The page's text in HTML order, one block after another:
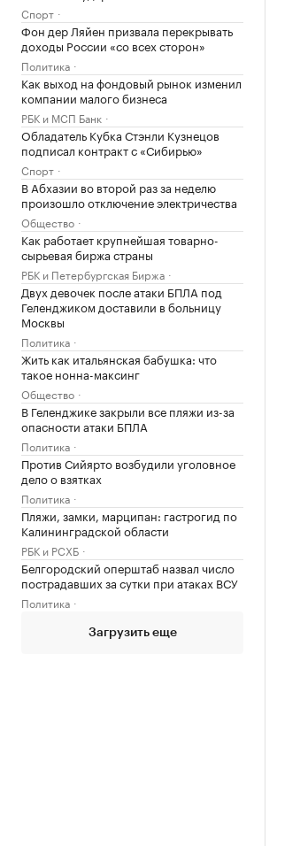
Спорт
Фон дер Ляйен призвала перекрывать
доходы России «со всех сторон»
Политика
Как выход на фондовый рынок изменил
компании малого бизнеса
РБК и МСП Банк
Обладатель Кубка Стэнли Кузнецов
подписал контракт с «Сибирью»
Спорт
В Абхазии во второй раз за неделю
произошло отключение электричества
Общество
Как работает крупнейшая товарно-
сырьевая биржа страны
РБК и Петербургская Биржа
Двух девочек после атаки БПЛА под
Геленджиком доставили в больницу
Москвы
Политика
Жить как итальянская бабушка: что
такое нонна-максинг
Общество
В Геленджике закрыли все пляжи из-за
опасности атаки БПЛА
Политика
Против Сийярто возбудили уголовное
дело о взятках
Политика
Пляжи, замки, марципан: гастрогид по
Калининградской области
РБК и РСХБ
Белгородский оперштаб назвал число
пострадавших за сутки при атаках ВСУ
Политика
Загрузить еще